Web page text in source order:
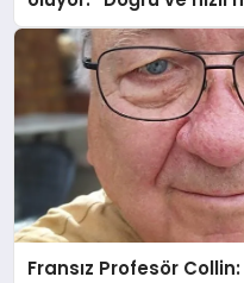
Fransız Profesör